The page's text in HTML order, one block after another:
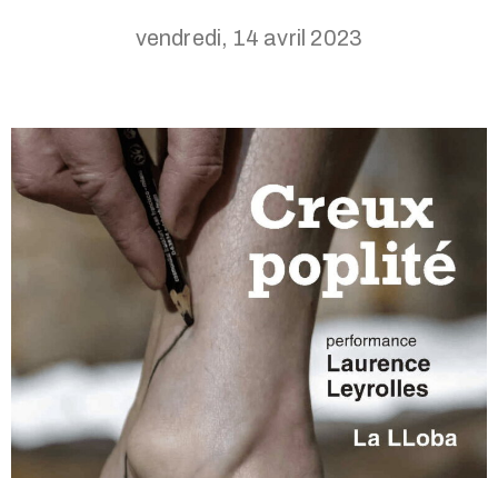
vendredi, 14 avril 2023